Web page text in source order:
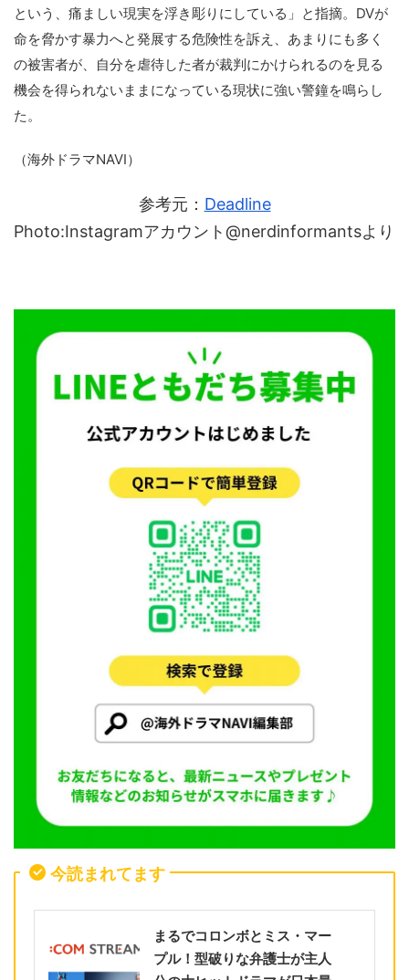
という、痛ましい現実を浮き彫りにしている」と指摘。DVが
命を脅かす暴力へと発展する危険性を訴え、あまりにも多く
の被害者が、自分を虐待した者が裁判にかけられるのを見る
機会を得られないままになっている現状に強い警鐘を鳴らし
た。
（海外ドラマNAVI）
参考元： Deadline
Photo:Instagramアカウント@nerdinformantsより
今読まれてます
まるでコロンボとミス・マー
プル！型破りな弁護士が主人